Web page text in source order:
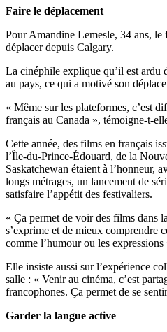
Faire le déplacement
Pour Amandine Lemesle, 34 ans, le
déplacer depuis Calgary.
La cinéphile explique qu’il est ardu
au pays, ce qui a motivé son
« Même sur les plateformes, c’est
français au Canada », témoigne-t-
Cette année, des films en français
l’Île-du-Prince-Édouard, de la
Saskatchewan étaient à l’honneur,
longs métrages, un lancement de
satisfaire l’appétit des festivaliers.
« Ça permet de voir des films dans
s’exprime et de mieux comprendre
comme l’humour ou les
Elle insiste aussi sur l’expérience
salle : « Venir au cinéma, c’est
francophones. Ça permet de se
Garder la langue active